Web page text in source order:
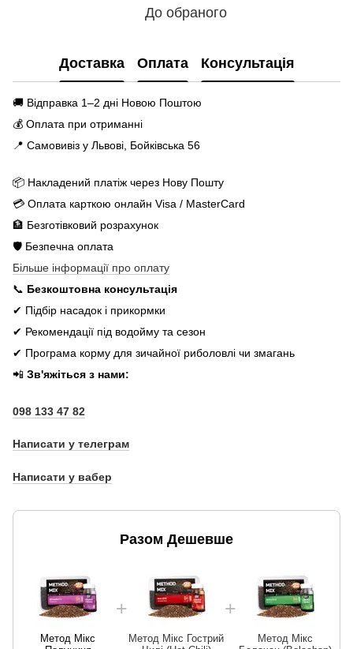
До обраного
Доставка Оплата Консультація
🚚 Відправка 1–2 дні Новою Поштою
💰 Оплата при отриманні
📍 Самовивіз у Львові, Бойківська 56
📦 Накладений платіж через Нову Пошту
💳 Оплата карткою онлайн Visa / MasterCard
🏦 Безготівковий розрахунок
🛡️ Безпечна оплата
Більше інформації про оплату
📞 Безкоштовна консультація
✔ Підбір насадок і прикормки
✔ Рекомендації під водойму та сезон
✔ Програма корму для зичайної риболовлі чи змагань
📲 Зв'яжіться з нами:
098 133 47 82
Написати у телеграм
Написати у вабер
Разом Дешевше
Метод Мікс
Метод Мікс Гострий
Метод Мікс